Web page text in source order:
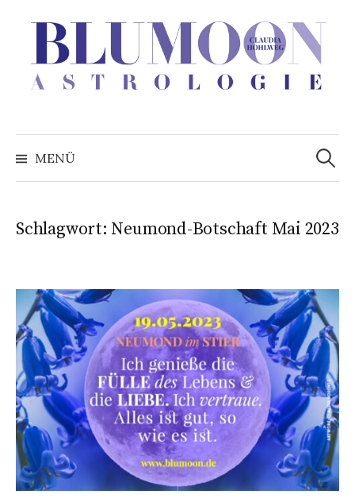
überspringen
MENÜ
Suchen
nach:
Schlagwort: Neumond-Botschaft Mai 2023